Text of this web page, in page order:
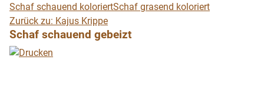
Schaf schauend koloriertSchaf grasend koloriert
Zurück zu: Kajus Krippe
Schaf schauend gebeizt